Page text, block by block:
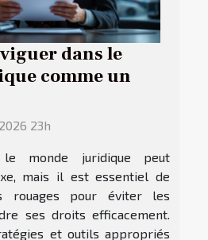
dans le
comme un
23h
le monde juridique peut
mais il est essentiel de
rouages pour éviter les
ses droits efficacement.
et outils appropriés